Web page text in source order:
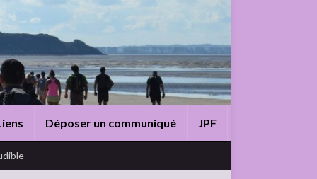
Déposer un communiqué JPF